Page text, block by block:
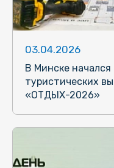
03.04.2026
В Минске
туристических
«ОТДЫХ-2026»